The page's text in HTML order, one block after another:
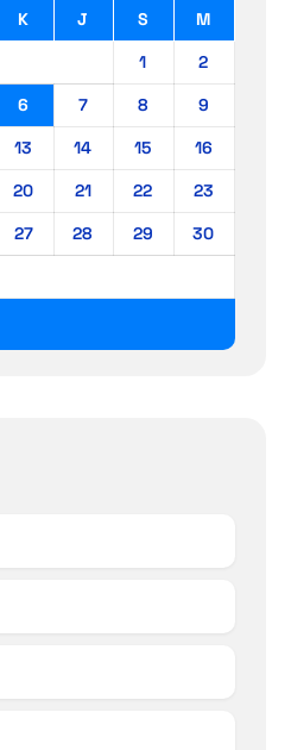
K J S
M
1
2
6 7 8
9
13 14 15
16
20 21 22
23
27 28 29
30